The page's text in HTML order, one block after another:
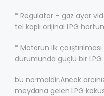
* Regülatör – gaz ayar
tel kaplı orijinal LPG
* Motorun ilk
durumunda güçlü bir LPG
bu normaldir.Ancak
meydana gelen LPG